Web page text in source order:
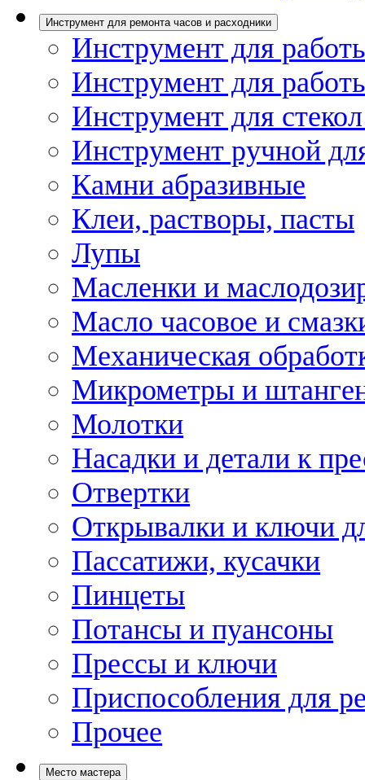
Инструмент для ремонта часов и расходники
Инструмент для
Инструмент для
Инструмент для
Инструмент ручной
Камни абразивные
Клеи, растворы, пасты
Лупы
Масленки и
Масло часовое и
Механическая
Микрометры и
Молотки
Насадки и детали к
Отвертки
Открывалки и ключи
Пассатижи, кусачки
Пинцеты
Потансы и пуансоны
Прессы и ключи
Приспособления для
Прочее
Место мастера